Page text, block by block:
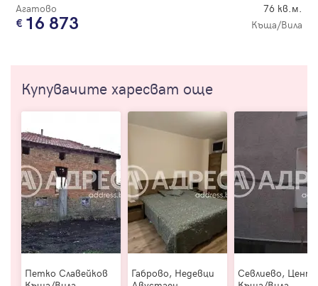
Агатово 76 кв.м.
16 873 Къща/Вила
Купувачите харесват още
Петко Славейков
Габрово, Недевци
Севлиево,